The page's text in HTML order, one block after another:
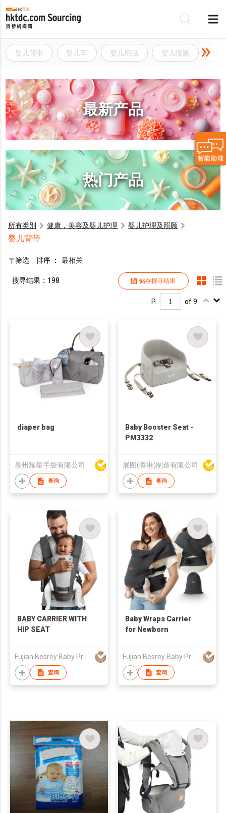
婴儿背带 婴儿车 婴儿用品 婴儿慢跑
最新产品
热门产品
所有类別 健康，美容及婴儿护理 婴儿护理及照顾
婴儿背带
筛选 排序 ： 最相关
储存搜寻结果
搜寻结果：198
P. of 9
diaper bag
泉州耀星手袋有限公司
查询
Baby Booster Seat -
PM3332
展图(香港)制造有限公司
查询
BABY CARRIER WITH
HIP SEAT
Fujian Besrey Baby Products Co., Ltd.
查询
Baby Wraps Carrier
for Newborn
Fujian Besrey Baby Products Co., Ltd.
查询